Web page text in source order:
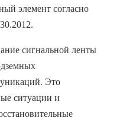
элемент согласно
сигнальной ленты
Это
ситуации и